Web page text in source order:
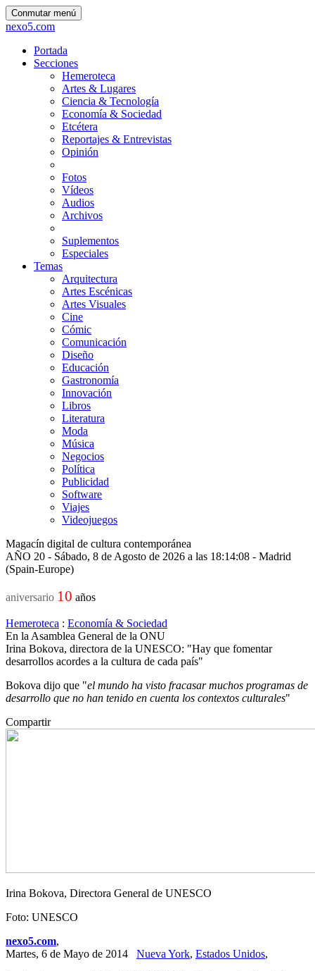
Conmutar menú
nexo5.com
Portada
Secciones
Hemeroteca
Artes & Lugares
Ciencia & Tecnología
Economía & Sociedad
Etcétera
Reportajes & Entrevistas
Opinión
Fotos
Vídeos
Audios
Archivos
Suplementos
Especiales
Temas
Arquitectura
Artes Escénicas
Artes Visuales
Cine
Cómic
Comunicación
Diseño
Educación
Gastronomía
Innovación
Libros
Literatura
Moda
Música
Negocios
Política
Publicidad
Software
Viajes
Videojuegos
Magacín digital de cultura contemporánea
AÑO 20 - Sábado, 8 de Agosto de 2026 a las 18:14:08 - Madrid
(Spain-Europe)
aniversario 10 años
Hemeroteca : Economía & Sociedad
En la Asamblea General de la ONU
Irina Bokova, directora de la UNESCO: "Hay que fomentar
desarrollos acordes a la cultura de cada país"
Bokova dijo que "el mundo ha visto fracasar muchos programas de
desarrollo que no han tenido en cuenta los contextos culturales"
Compartir
Irina Bokova, Directora General de UNESCO
Foto: UNESCO
nexo5.com,
Martes, 6 de Mayo de 2014 Nueva York, Estados Unidos,